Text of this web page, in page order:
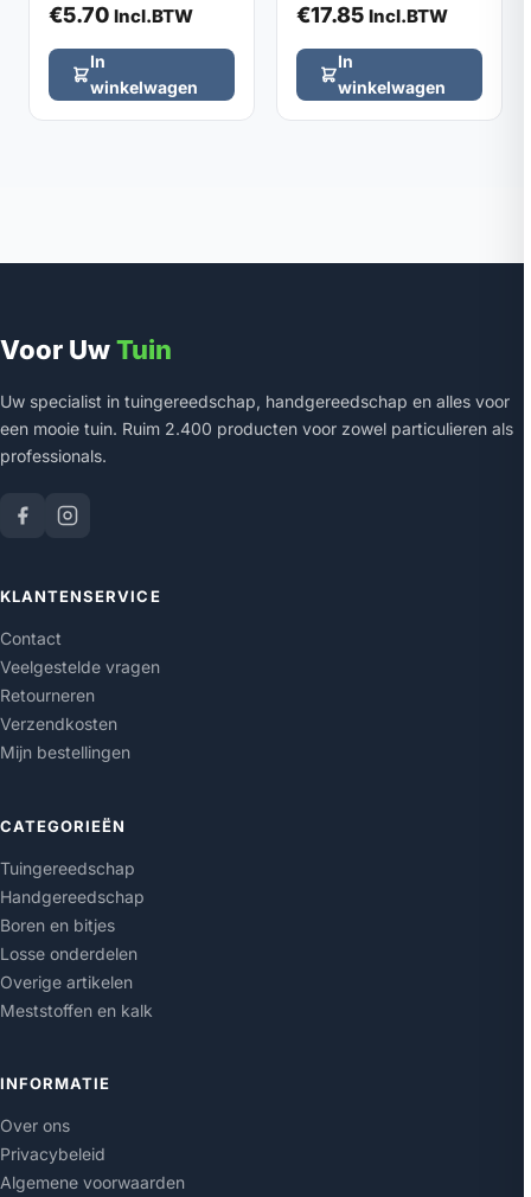
€5.70 Incl.BTW
In
winkelwagen
€17.85 Incl.BTW
In
winkelwagen
Voor UwTuin
Uw specialist in tuingereedschap, handgereedschap en alles voor
een mooie tuin. Ruim 2.400 producten voor zowel particulieren als
professionals.
KLANTENSERVICE
Contact
Veelgestelde vragen
Retourneren
Verzendkosten
Mijn bestellingen
CATEGORIEËN
Tuingereedschap
Handgereedschap
Boren en bitjes
Losse onderdelen
Overige artikelen
Meststoffen en kalk
INFORMATIE
Over ons
Privacybeleid
Algemene voorwaarden